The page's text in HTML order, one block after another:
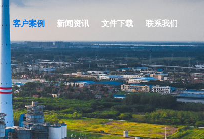
客户案例 新闻资讯 文件下载 联系我们